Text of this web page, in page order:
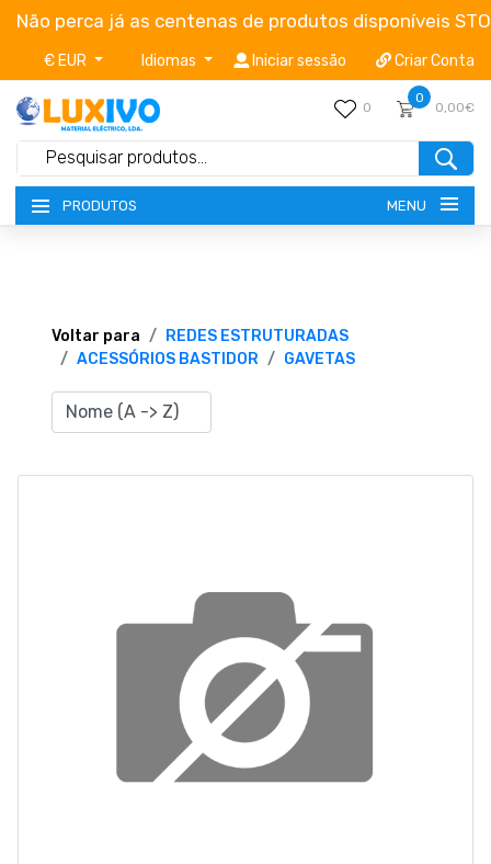
Não perca já as centenas de produtos disponíveis
€ EUR Idiomas Iniciar sessão Criar Conta
0
0
0,00€
PRODUTOS MENU
TERMOS E CONDIÇÕES
geral@luxivo.pt
Voltar para
REDES ESTRUTURADAS
ACESSÓRIOS BASTIDOR
GAVETAS